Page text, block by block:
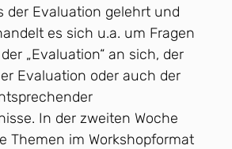
der Evaluation gelehrt und
es sich u.a. um Fragen
„Evaluation“ an sich, der
Evaluation oder auch der
In der zweiten Woche
Themen im Workshopformat